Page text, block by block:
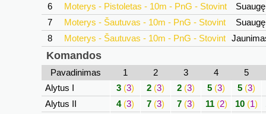
6
Moterys - Pistoletas - 10m - PnG - Stovint
7
Moterys - Šautuvas - 10m - PnG - Stovint
8
Moterys - Šautuvas - 10m - PnG - Stovint
Komandos
Pavadinimas 1 2 3 4
5
Alytus I
3 (3) 2 (3) 2 (3) 5 (3) 5 (3)
Alytus II
4(3) 7 (3) 7 (3) 11(2) 10 (1)